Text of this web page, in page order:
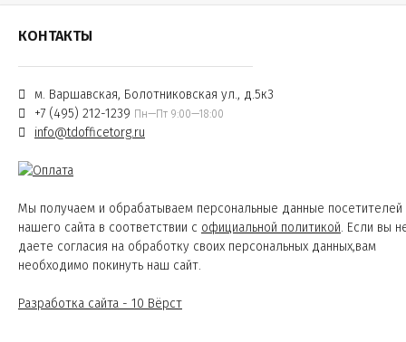
КОНТАКТЫ
м. Варшавская, Болотниковская ул., д.5к3
+7 (495) 212-1239 Пн—Пт 9:00—18:00
info@tdofficetorg.ru
Мы получаем и обрабатываем персональные данные посетителей
нашего сайта в соответствии с официальной политикой. Если вы
даете согласия на обработку своих персональных данных,вам
необходимо покинуть наш сайт.
Разработка сайта - 10 Вёрст